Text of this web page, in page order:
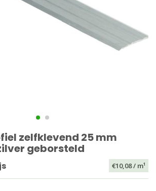
zelfklevend 25 mm
geborsteld
€10,08/ m¹